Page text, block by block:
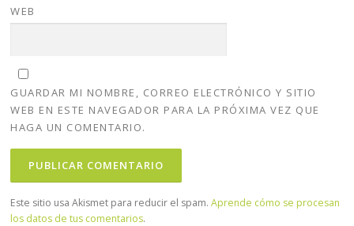
WEB
GUARDAR MI NOMBRE, CORREO ELECTRÓNICO Y SITIO
WEB EN ESTE NAVEGADOR PARA LA PRÓXIMA VEZ QUE
HAGA UN COMENTARIO.
Este sitio usa Akismet para reducir el spam.Aprende cómo se procesan
los datos de tus comentarios.